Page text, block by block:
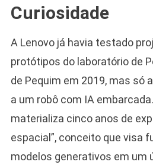
Curiosidade
A Lenovo já havia testado
protótipos do laboratório de
de Pequim em 2019, mas só
a um robô com IA
materializa cinco anos de
espacial”, conceito que visa
modelos generativos em um